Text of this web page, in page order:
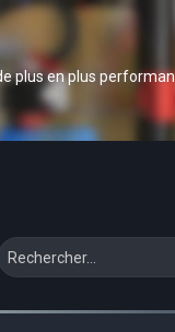
plus en plus